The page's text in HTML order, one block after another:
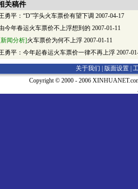
关稿件
勇平：“D”字头火车票价有望下调 2007-04-17
今年春运火车票价不上浮想到的 2007-01-11
闻分析]火车票价为何不上浮 2007-01-11
勇平：今年起春运火车票价一律不再上浮 2007-
关于我们 | 版面设置
Copyright © 2000 - 2006